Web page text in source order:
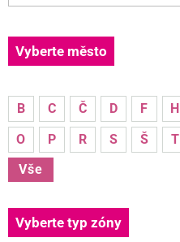
Vyberte město
B C Č D F H
O
P R S Š T
Vše
Vyberte typ zóny